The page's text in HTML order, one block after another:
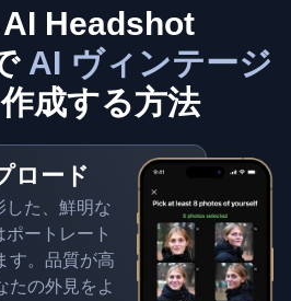
Headshot
AI ヴィンテージ
成する方法
ロード
した、鮮明な
ートレート
す。品質が高
たの外見をよ